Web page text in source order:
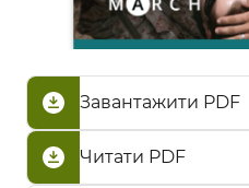
Завантажити PDF
Читати PDF